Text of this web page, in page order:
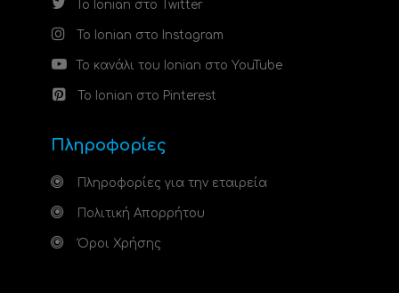
Το Ionian στο Twitter
Το Ionian στο Instagram
Το κανάλι του Ionian στο YouTube
Το Ionian στο Pinterest
Πληροφορίες
Πληροφορίες για την εταιρεία
Πολιτική Απορρήτου
Όροι Χρήσης